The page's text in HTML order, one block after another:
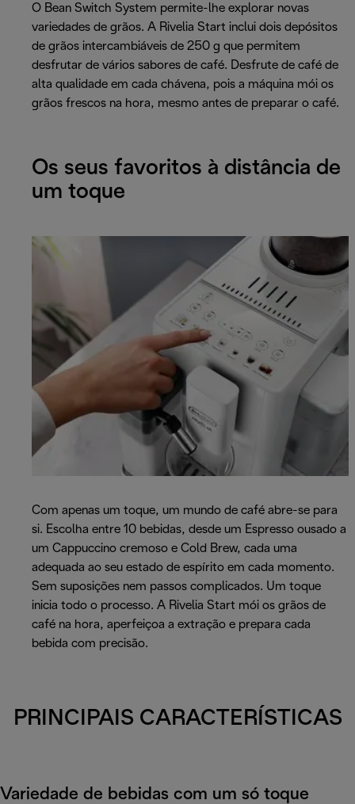
O Bean Switch System permite-lhe explorar novas
variedades de grãos. A Rivelia Start inclui dois depósitos
de grãos intercambiáveis de 250 g que permitem
desfrutar de vários sabores de café. Desfrute de café de
alta qualidade em cada chávena, pois a máquina mói os
grãos frescos na hora, mesmo antes de preparar o café.
Os seus favoritos à distância de
um toque
Com apenas um toque, um mundo de café abre-se para
si. Escolha entre 10 bebidas, desde um Espresso ousado a
um Cappuccino cremoso e Cold Brew, cada uma
adequada ao seu estado de espírito em cada momento.
Sem suposições nem passos complicados. Um toque
inicia todo o processo. A Rivelia Start mói os grãos de
café na hora, aperfeiçoa a extração e prepara cada
bebida com precisão.
PRINCIPAIS CARACTERÍSTICAS
Variedade de bebidas com um só toque